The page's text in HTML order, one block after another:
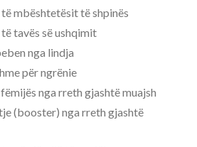
mbështetësit të shpinës
tavës së ushqimit
nga lindja
për ngrënie
nga rreth gjashtë muajsh
(booster) nga rreth gjashtë